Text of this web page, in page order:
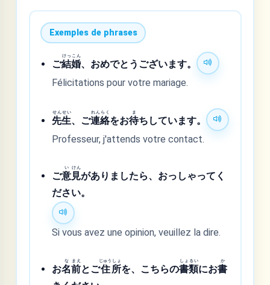
Exemples de phrases
ご結
けっ
婚
こん
、おめでとうございます。
Félicitations pour votre mariage.
先
せん
生
せい
、ご連
れん
絡
らく
をお待
ま
ちしています。
Professeur, j'attends votre contact.
ご意
い
見
けん
がありましたら、おっしゃってく
ださい。
Si vous avez une opinion, veuillez la dire.
お名
な
前
まえ
とご住
じゅう
所
しょ
を、こちらの書
しょ
類
るい
にお書
か